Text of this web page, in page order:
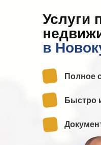
Услуги
в
Быстро
Полное